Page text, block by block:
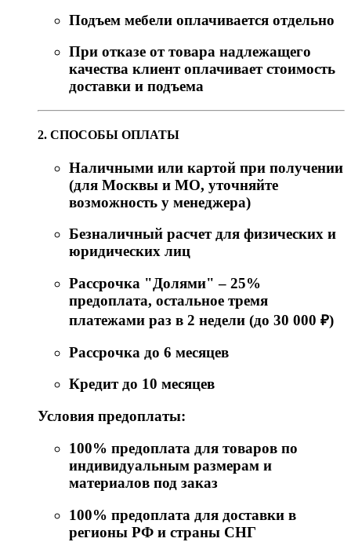
Подъем мебели оплачивается отдельно
При отказе от товара надлежащего
качества клиент оплачивает стоимость
доставки и подъема
2. СПОСОБЫ ОПЛАТЫ
Наличными или картой при получении
(для Москвы и МО, уточняйте
возможность у менеджера)
Безналичный расчет для физических и
юридических лиц
Рассрочка "Долями" – 25%
предоплата, остальное тремя
платежами раз в 2 недели (до 30 000 ₽)
Рассрочка до 6 месяцев
Кредит до 10 месяцев
Условия предоплаты:
100% предоплата для товаров по
индивидуальным размерам и
материалов под заказ
100% предоплата для доставки в
регионы РФ и страны СНГ